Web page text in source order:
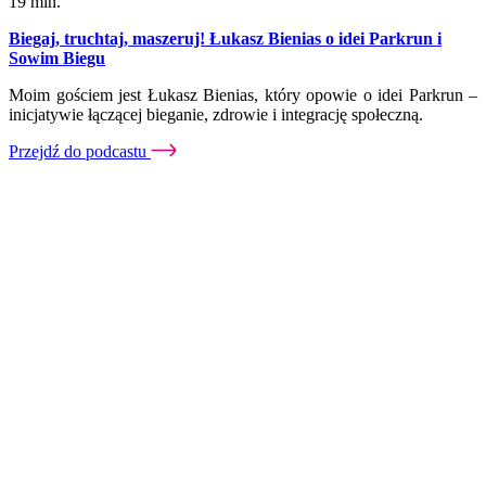
Biegaj, truchtaj, maszeruj! Łukasz Bienias o idei Parkrun i
Sowim Biegu
Moim gościem jest Łukasz Bienias, który opowie o idei Parkrun –
inicjatywie łączącej bieganie, zdrowie i integrację społeczną.
Przejdź do podcastu